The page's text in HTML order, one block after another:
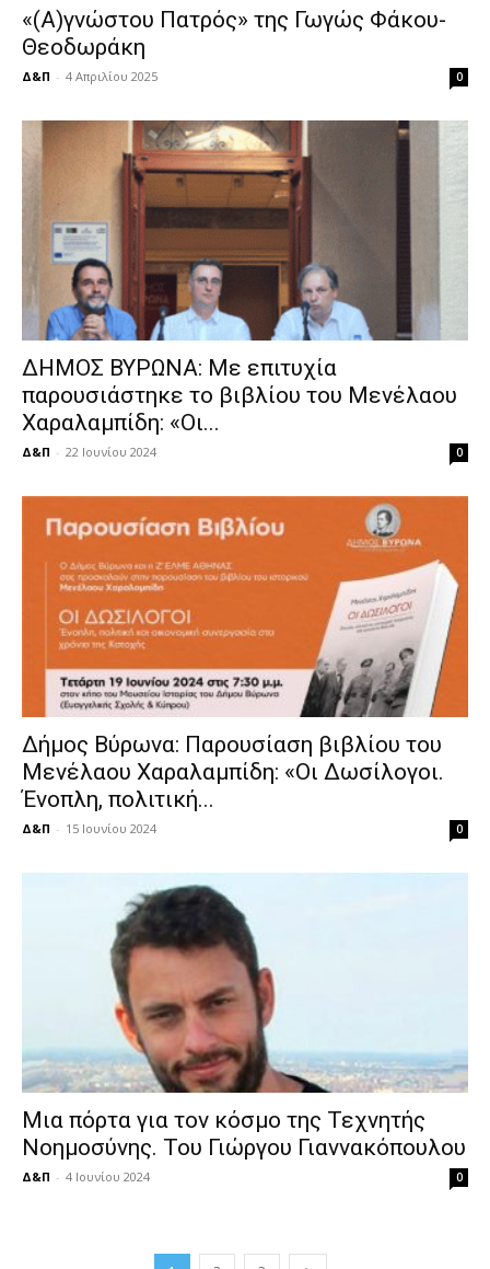
«(Α)γνώστου Πατρός» της Γωγώς Φάκου-
Θεοδωράκη
Δ&Π - 4 Απριλίου 2025 0
ΔΗΜΟΣ ΒΥΡΩΝΑ: Με επιτυχία
παρουσιάστηκε το βιβλίου του Μενέλαου
Χαραλαμπίδη: «Οι...
Δ&Π - 22 Ιουνίου 2024 0
Δήμος Βύρωνα: Παρουσίαση βιβλίου του
Μενέλαου Χαραλαμπίδη: «Οι Δωσίλογοι.
Ένοπλη, πολιτική...
Δ&Π - 15 Ιουνίου 2024 0
Μια πόρτα για τον κόσμο της Τεχνητής
Νοημοσύνης. Του Γιώργου Γιαννακόπουλου
Δ&Π - 4 Ιουνίου 2024 0